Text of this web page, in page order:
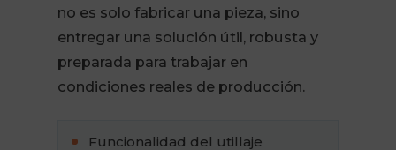
no es solo fabricar una pieza, sino
entregar una solución útil, robusta y
preparada para trabajar en
condiciones reales de producción.
Funcionalidad del utillaje